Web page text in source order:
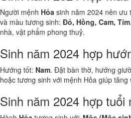
Người mệnh Hỏa sinh năm 2024 nên ưu
và màu tương sinh: Đỏ, Hồng, Cam, Tím
nhà, vật phẩm phong thuỷ.
Sinh năm 2024 hợp
Hướng tốt: Nam. Đặt bàn thờ, hướng
hoặc tương sinh với mệnh Hỏa giúp
Sinh năm 2024 hợp tuổi